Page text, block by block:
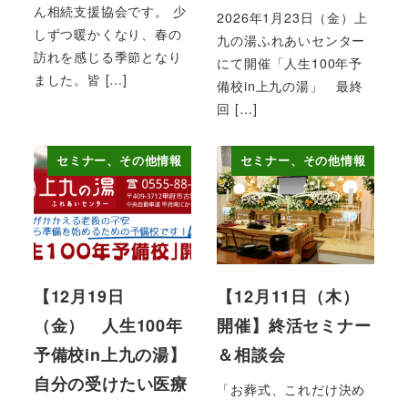
ん相続支援協会です。 少
しずつ暖かくなり、春の
訪れを感じる季節となり
ました。皆 […]
2026年1月23日（金）上
九の湯ふれあいセンター
にて開催「人生100年予
備校in上九の湯」 最終
回 […]
セミナー、その他情報
【12月19日
（金） 人生100年
予備校in上九の湯】
自分の受けたい医療
セミナー、その他情報
【12月11日（木）
開催】終活セミナー
＆相談会
「お葬式、これだけ決め